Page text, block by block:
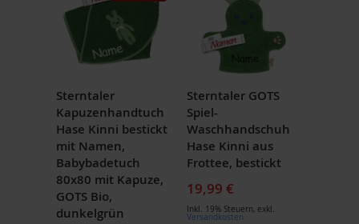
Sterntaler
Kapuzenhandtuch
Hase Kinni bestickt
mit Namen,
Babybadetuch
80x80 mit Kapuze,
GOTS Bio,
dunkelgrün
Sterntaler GOTS
Spiel-
Waschhandschuh
Hase Kinni aus
Frottee, bestickt
19,99 €
Inkl. 19% Steuern, exkl.
Versandkosten